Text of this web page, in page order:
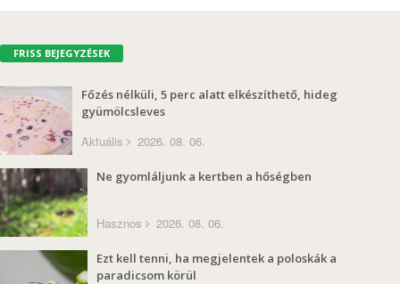
FRISS BEJEGYZÉSEK
Főzés nélküli, 5 perc alatt elkészíthető, hideg
gyümölcsleves
Aktuális 2026. 08. 06.
Ne gyomláljunk a kertben a hőségben
Hasznos 2026. 08. 06.
Ezt kell tenni, ha megjelentek a poloskák a
paradicsom körül